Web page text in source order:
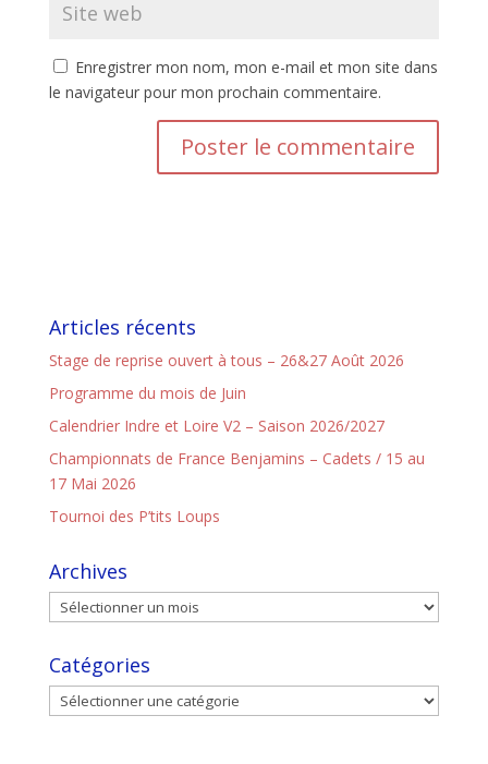
Enregistrer mon nom, mon e-mail et mon site dans
le navigateur pour mon prochain commentaire.
Articles récents
Stage de reprise ouvert à tous – 26&27 Août 2026
Programme du mois de Juin
Calendrier Indre et Loire V2 – Saison 2026/2027
Championnats de France Benjamins – Cadets / 15 au
17 Mai 2026
Tournoi des P’tits Loups
Archives
Catégories